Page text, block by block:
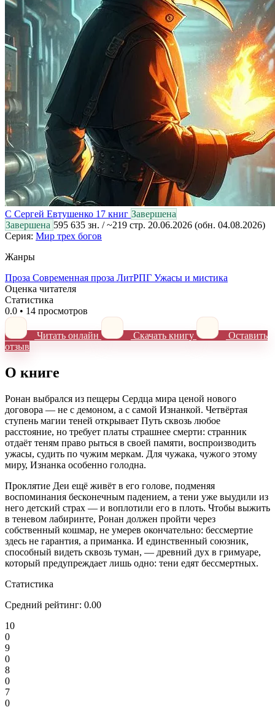
С Сергей Евтушенко 17 книг Завершена
Завершена 595 635 зн. / ~219 стр. 20.06.2026 (обн. 04.08.2026)
Серия: Мир трех богов
Жанры
Проза Современная проза ЛитРПГ Ужасы и мистика
Оценка читателя
Статистика
0.0 • 14 просмотров
Читать онлайн Скачать книгу
Оставить
отзыв
О книге
Ронан выбрался из пещеры Сердца мира ценой нового
договора — не с демоном, а с самой Изнанкой. Четвёртая
ступень магии теней открывает Путь сквозь любое
расстояние, но требует платы страшнее смерти: странник
отдаёт теням право рыться в своей памяти, воспроизводить
ужасы, судить по чужим меркам. Для чужака, чужого этому
миру, Изнанка особенно голодна.
Проклятие Деи ещё живёт в его голове, подменяя
воспоминания бесконечным падением, а тени уже выудили из
него детский страх — и воплотили его в плоть. Чтобы выжить
в теневом лабиринте, Ронан должен пройти через
собственный кошмар, не умерев окончательно: бессмертие
здесь не гарантия, а приманка. И единственный союзник,
способный видеть сквозь туман, — древний дух в гримуаре,
который предупреждает лишь одно: тени едят бессмертных.
Статистика
Средний рейтинг: 0.00
10
0
9
0
8
0
7
0